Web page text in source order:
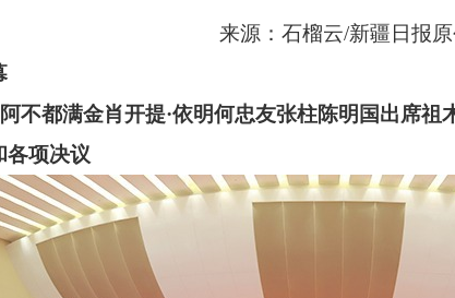
来源：石榴云/新疆日报原
不都满金肖开提·依明何忠友张柱陈明国出席祖
各项决议